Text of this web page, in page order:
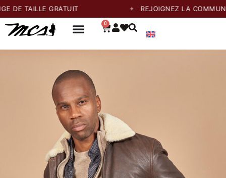
GRATUIT REJOIGNEZ LA COMMUNAUTÉ
0